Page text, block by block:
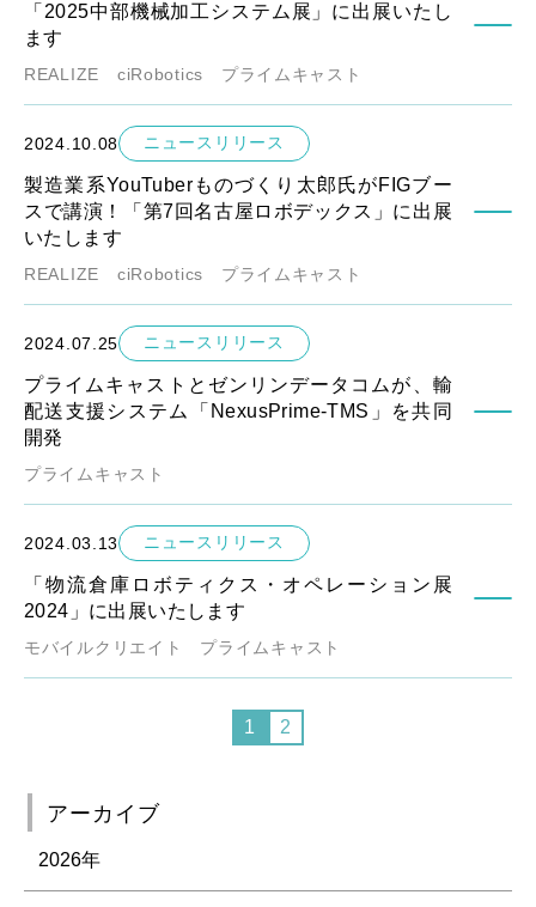
「2025中部機械加工システム展」に出展いたし
ます
REALIZE ciRobotics プライムキャスト
2024.10.08 ニュースリリース
製造業系YouTuberものづくり太郎氏がFIGブー
スで講演！「第7回名古屋ロボデックス」に出展
いたします
REALIZE ciRobotics プライムキャスト
2024.07.25 ニュースリリース
プライムキャストとゼンリンデータコムが、輸
配送支援システム「NexusPrime-TMS」を共同
開発
プライムキャスト
2024.03.13 ニュースリリース
「物流倉庫ロボティクス・オペレーション展
2024」に出展いたします
モバイルクリエイト プライムキャスト
アーカイブ
2026年
1 2